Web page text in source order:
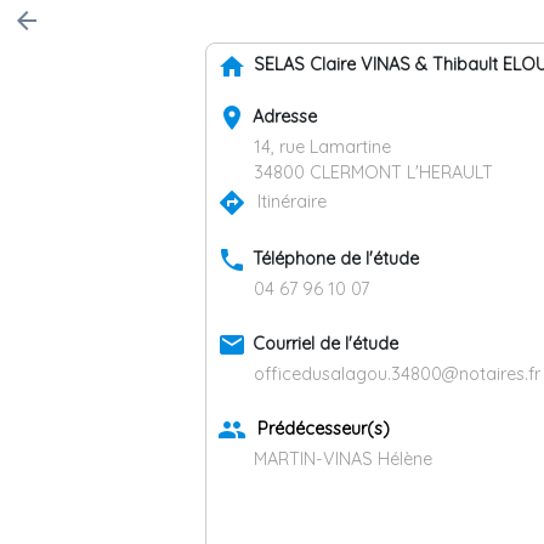
arrow_back
home SELAS Claire VINAS & Thibault
place Adresse
14, rue Lamartine
34800 CLERMONT L'HERAULT
directions Itinéraire
phone Téléphone de l'étude
04 67 96 10 07
email Courriel de l'étude
officedusalagou.34800@notaires.fr
group
Prédécesseur(s)
MARTIN-VINAS Hélène